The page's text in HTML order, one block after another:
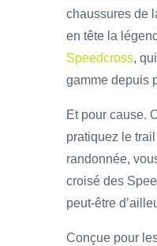
chaussures de
en tête la
Speedcross,
gamme depuis
Et pour cause.
pratiquez le
randonnée,
croisé des
peut-être
Conçue pour